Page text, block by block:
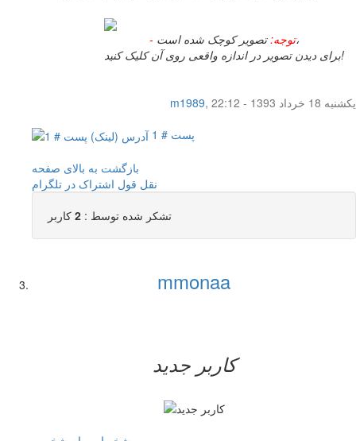
- توجه:تصویر کوچک شده است،
برای دیدن تصویر در اندازه واقعی روی آن کلیک کنید!
m1989,
یکشنبه 18 خرداد 1393 - 22:12
پست # 1
بازگشت به بالای صفحه
نقل قول اشتراک در تلگرام
تشکر شده توسط : 2 کاربر
mmonaa
کاربر جدید